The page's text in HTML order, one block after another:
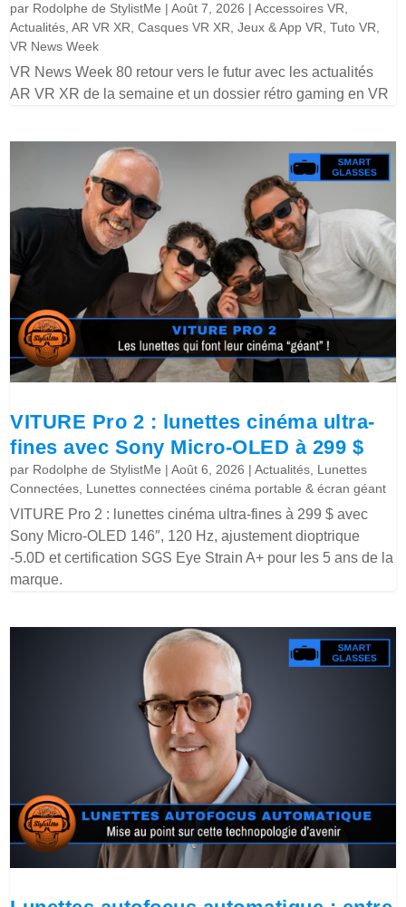
par Rodolphe de StylistMe |Août 7, 2026 |Accessoires VR
Actualités ,AR VR XR ,Casques VR XR ,Jeux & App VR ,Tuto VR
VR News Week
VR News Week 80 retour vers le futur avec les actualités
AR VR XR de la semaine et un dossier rétro gaming en VR
VITURE Pro 2 : lunettes cinéma ultra-
fines avec Sony Micro-OLED à 299 $
par Rodolphe de StylistMe |Août 6, 2026 |Actualités Lunettes
Connectées Lunettes connectées cinéma portable & écran géant
VITURE Pro 2 : lunettes cinéma ultra-fines à 299 $ avec
Sony Micro-OLED 146″, 120 Hz, ajustement dioptrique
-5.0D et certification SGS Eye Strain A+ pour les 5 ans de la
marque.